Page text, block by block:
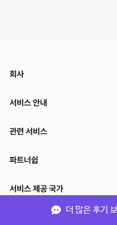
더 많은 후기 보
회사
서비스 안내
관련 서비스
파트너쉽
서비스 제공 국가